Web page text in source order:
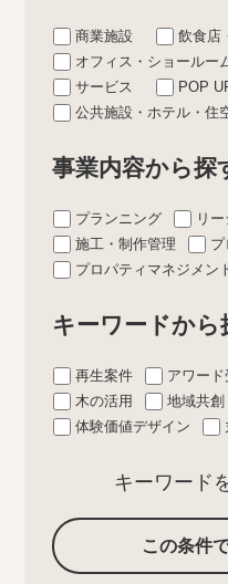
商業施設
飲食店
オフィス・ショールー
サービス
POP
公共施設・ホテル・住
事業内容から探
プランニング リ
施工・制作管理
プロパティマネジメン
キーワードから
再生案件 アワード
木の活用
地域共創
体験価値デザイン
キーワード
この条件